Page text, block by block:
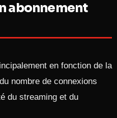
abonnement
en fonction de la
nombre de connexions
du streaming et du